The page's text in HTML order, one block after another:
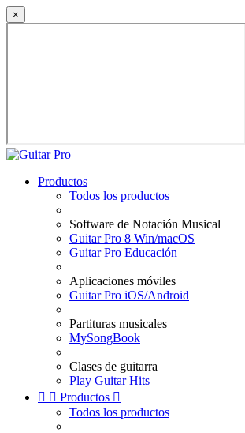
×
Productos
Todos los productos
Software de Notación Musical
Guitar Pro 8 Win/macOS
Guitar Pro Educación
Aplicaciones móviles
Guitar Pro iOS/Android
Partituras musicales
MySongBook
Clases de guitarra
Play Guitar Hits
  Productos 
Todos los productos